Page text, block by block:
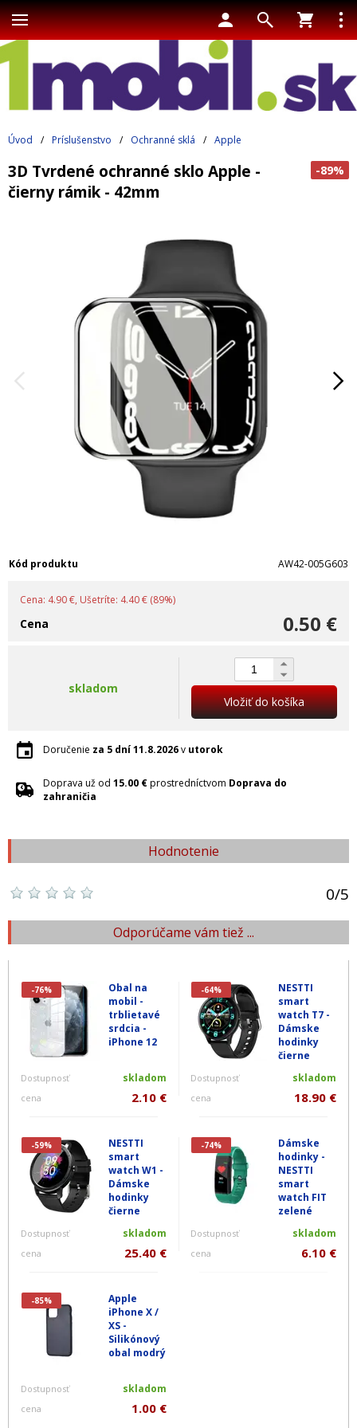
Úvod / Príslušenstvo / Ochranné sklá / Apple
-89%
3D Tvrdené ochranné sklo Apple -
čierny rámik - 42mm
Kód produktu AW42-005G603
Cena: 4.90 €, Ušetríte: 4.40 € (89%)
0.50 €
Cena
skladom
Vložiť do košíka
Doručenie za 5 dní11.8.2026v utorok
Doprava už od 15.00 €prostredníctvom Doprava do
zahraničia
Hodnotenie
0/5
Odporúčame vám tiež ...
-76%
Obal na
mobil -
trblietavé
srdcia -
iPhone 12
Dostupnosť skladom
cena 2.10 €
-64%
NESTTI
smart
watch T7 -
Dámske
hodinky
čierne
Dostupnosť skladom
cena 18.90 €
-59%
NESTTI
smart
watch W1 -
Dámske
hodinky
čierne
Dostupnosť skladom
cena 25.40 €
-74%
Dámske
hodinky -
NESTTI
smart
watch FIT
zelené
Dostupnosť skladom
cena 6.10 €
-85%
Apple
iPhone X /
XS -
Silikónový
obal modrý
Dostupnosť skladom
cena 1.00 €